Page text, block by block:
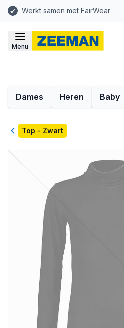
Werkt samen met FairWear
Menu
Dames Heren Baby
TerugTop - Zwart